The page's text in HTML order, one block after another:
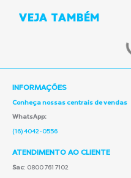
VEJA TAMBÉM
INFORMAÇÕES
Conheça nossas centrais de vendas
WhatsApp:
(16) 4042-0556
ATENDIMENTO AO CLIENTE
Sac: 0800 761 7102